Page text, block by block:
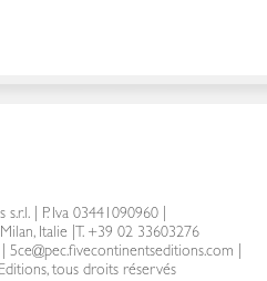
s.r.l.| P. Iva 03441090960 |
Italie
T. +39 02 33603276
5ce@pec.fivecontinentseditions.com
tous droits réservés